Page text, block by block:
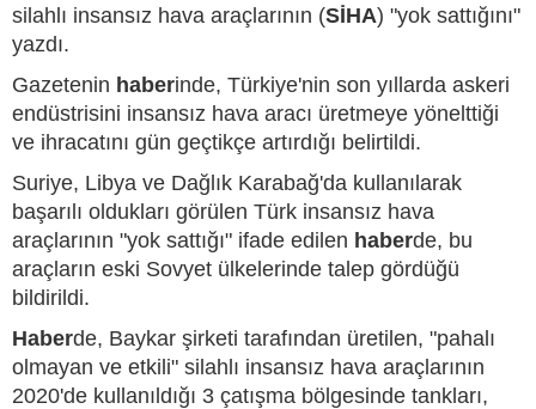
silahlı insansız hava araçlarının (SİHA) "yok sattığını"
yazdı.
Gazetenin haberinde, Türkiye'nin son yıllarda askeri
endüstrisini insansız hava aracı üretmeye yönelttiği
ve ihracatını gün geçtikçe artırdığı belirtildi.
Suriye, Libya ve Dağlık Karabağ'da kullanılarak
başarılı oldukları görülen Türk insansız hava
araçlarının "yok sattığı" ifade edilen haberde, bu
araçların eski Sovyet ülkelerinde talep gördüğü
bildirildi.
Haberde, Baykar şirketi tarafından üretilen, "pahalı
olmayan ve etkili" silahlı insansız hava araçlarının
2020'de kullanıldığı 3 çatışma bölgesinde tankları,